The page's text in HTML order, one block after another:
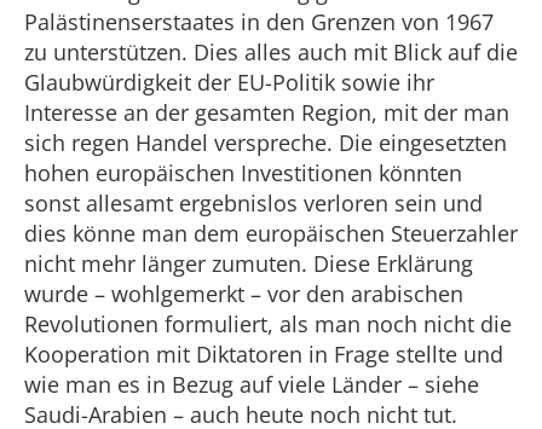
Palästinenserstaates in den Grenzen von 1967
zu unterstützen. Dies alles auch mit Blick auf die
Glaubwürdigkeit der EU-Politik sowie ihr
Interesse an der gesamten Region, mit der man
sich regen Handel verspreche. Die eingesetzten
hohen europäischen Investitionen könnten
sonst allesamt ergebnislos verloren sein und
dies könne man dem europäischen Steuerzahler
nicht mehr länger zumuten. Diese Erklärung
wurde – wohlgemerkt – vor den arabischen
Revolutionen formuliert, als man noch nicht die
Kooperation mit Diktatoren in Frage stellte und
wie man es in Bezug auf viele Länder – siehe
Saudi-Arabien – auch heute noch nicht tut.